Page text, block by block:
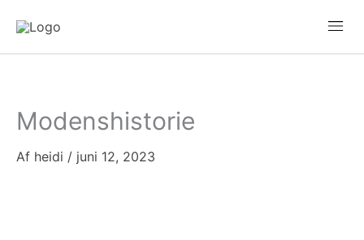
indholdet
Modenshistorie
Af heidi / juni 12, 2023